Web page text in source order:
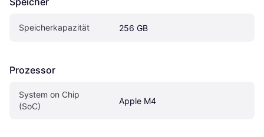
Speicherkapazität 256 GB
Prozessor
System on Chip
(SoC)
Apple M4